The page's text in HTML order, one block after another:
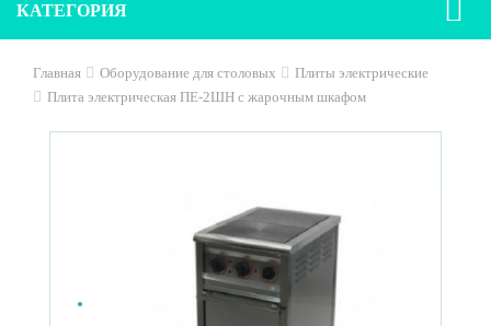
КАТЕГОРИЯ
Главная Оборудование для столовых
Плиты электрические
Плита электрическая ПЕ-2ШН с жарочным шкафом